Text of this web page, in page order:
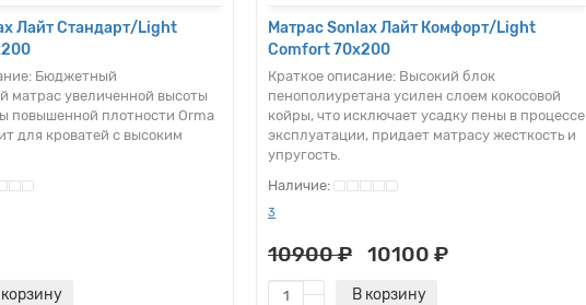
Лайт Стандарт/Light
Бюджетный
матрас увеличенной высоты
повышенной плотности Orma
для кроватей с высоким
Матрас Sonlax Лайт Комфорт/Light
Comfort 70x200
Краткое описание: Высокий блок
пенополиуретана усилен слоем кокосовой
койры, что исключает усадку пены в процессе
эксплуатации, придает матрасу жесткость и
упругость.
3
10900 ₽ 10100 ₽
В корзину